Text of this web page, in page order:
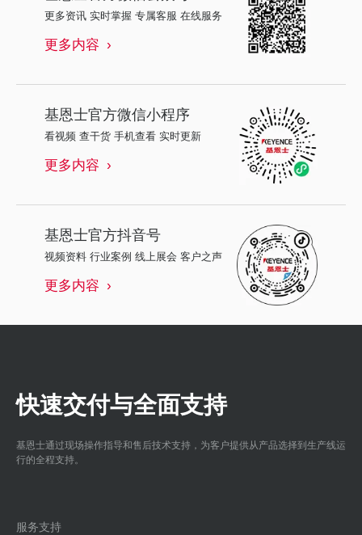
更多资讯 实时掌握 专属客服 在线服务
更多内容
基恩士官方微信小程序
看视频 查干货 手机查看 实时更新
更多内容
基恩士官方抖音号
视频资料 行业案例 线上展会 客户之声
更多内容
快速交付与全面支持
基恩士通过现场操作指导和售后技术支持，为客户提供从产品选择到生产线运
行的全程支持。
服务支持